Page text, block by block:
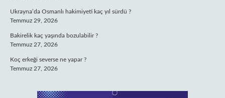
Ukrayna’da Osmanlı hakimiyeti kaç yıl sürdü ?
Temmuz 29, 2026
Bakirelik kaç yaşında bozulabilir ?
Temmuz 27, 2026
Koç erkeği severse ne yapar ?
Temmuz 27, 2026